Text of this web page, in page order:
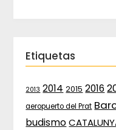
Etiquetas
2013 2014 2015 2016
aeropuerto del Prat
budismo